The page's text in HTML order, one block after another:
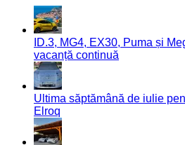
ID.3, MG4, EX30, Puma și
vacanță continuă
Ultima săptămână de iulie
Elroq